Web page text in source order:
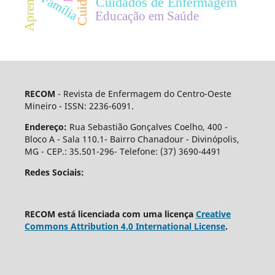
Educação em Saúde
Família
RECOM - Revista de Enfermagem do Centro-Oeste
Mineiro - ISSN: 2236-6091.
Endereço: Rua Sebastião Gonçalves Coelho, 400 -
Bloco A - Sala 110.1- Bairro Chanadour - Divinópolis,
MG - CEP.: 35.501-296- Telefone: (37) 3690-4491
Redes Sociais:
RECOM está licenciada com uma licença Creative
Commons Attribution 4.0 International License.